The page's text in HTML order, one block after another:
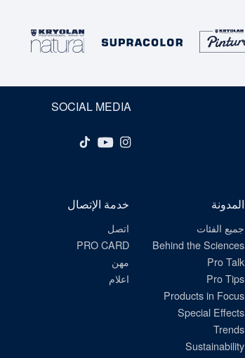
SOCIAL MEDIA
المدونة
جميع الفئات
Behind the Sciences
Pro Talk
Pro Tips
Products in Focus
Special Effects
Trends
Sustainability
خدمة الإتصال
اتصل
PRO CARD
مهن
اعلام